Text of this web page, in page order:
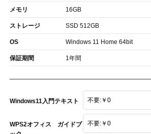
メモリ 16GB
ストレージ SSD 512GB
OS Windows 11 Home 64bit
保証期間 1年間
Windows11入門テキスト
WPS2オフィス ガイドブ